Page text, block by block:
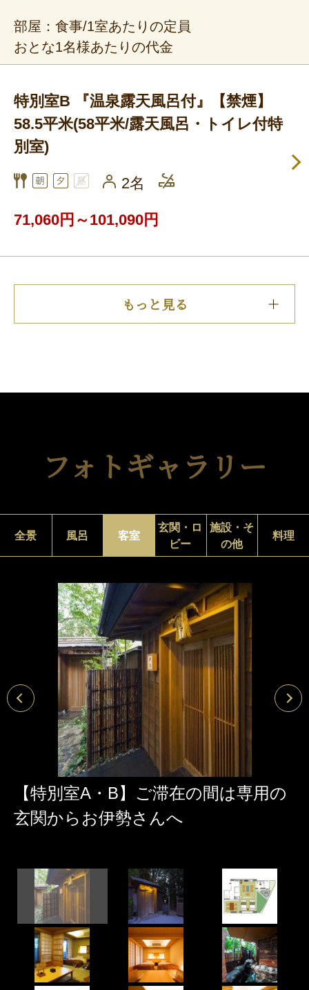
部屋：食事/1室あたりの定員
おとな1名様あたりの代金
特別室B 『温泉露天風呂付』【禁煙】
58.5平米(58平米/露天風呂・トイレ付特
別室)
2名
71,060円～101,090円
もっと見る
フォトギャラリー
全景 風呂 客室
玄関・ロ
ビー
施設・そ
の他
料理
【特別室A・B】ご滞在の間は専用の
玄関からお伊勢さんへ